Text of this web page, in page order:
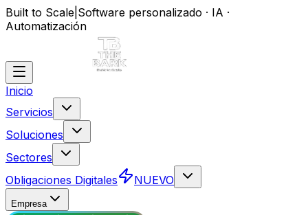
Built to Scale Software personalizado · IA ·
Automatización
Inicio
Servicios
Soluciones
Sectores
Obligaciones Digitales
NUEVO
Empresa